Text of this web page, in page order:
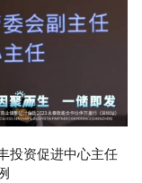
投资促进中心主任